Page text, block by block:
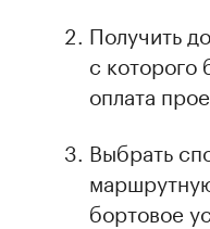
Получить
с которого
оплата
Выбрать
бортовое